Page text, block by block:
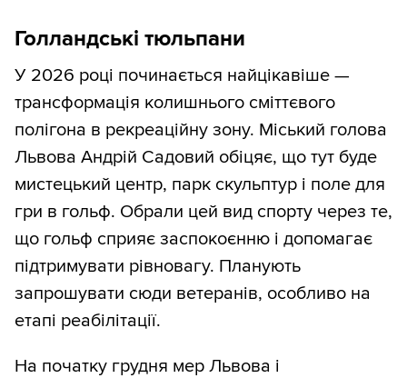
Голландські тюльпани
У 2026 році починається найцікавіше —
трансформація колишнього сміттєвого
полігона в рекреаційну зону. Міський голова
Львова Андрій Садовий обіцяє, що тут буде
мистецький центр, парк скульптур і поле для
гри в гольф. Обрали цей вид спорту через те,
що гольф сприяє заспокоєнню і допомагає
підтримувати рівновагу. Планують
запрошувати сюди ветеранів, особливо на
етапі реабілітації.
На початку грудня мер Львова і